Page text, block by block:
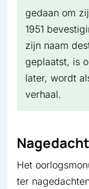
gedaan om
1951
zijn naam
geplaatst, is
later, wordt
verhaal.
Het
ter